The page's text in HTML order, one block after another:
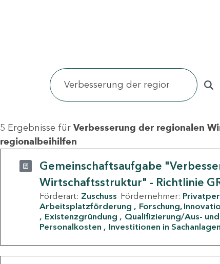
5 Ergebnisse für Verbesserung der regionalen
regionalbeihilfen
Gemeinschaftsaufgabe
Wirtschaftsstruktur" - Richtlinie
Förderart: Zuschuss Fördernehmer:
Arbeitsplatzförderung
Forschung,
Existenzgründung
Qualifizierung/Aus-
Personalkosten
Investitionen in